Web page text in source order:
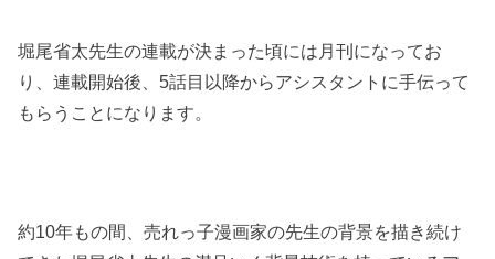
堀尾省太先生の連載が決まった頃には月刊になってお
り、連載開始後、5話目以降からアシスタントに手伝って
もらうことになります。
約10年もの間、売れっ子漫画家の先生の背景を描き続け